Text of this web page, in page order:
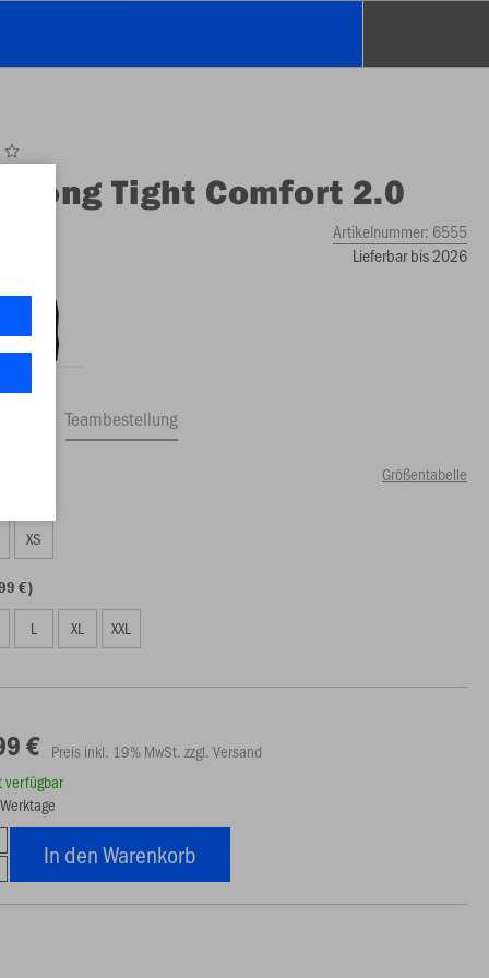
Long Tight Comfort 2.0
Artikelnummer: 6555
Lieferbar bis 2026
Teambestellung
Größentabelle
XS
€)
L XL XXL
€ Preis inkl. 19% MwSt. zzgl. Versand
verfügbar
In den Warenkorb